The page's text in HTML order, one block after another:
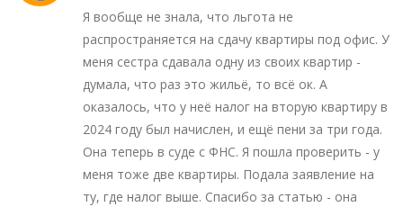
Я вообще не знала, что льгота не
распространяется на сдачу квартиры под офис. У
меня сестра сдавала одну из своих квартир -
думала, что раз это жильё, то всё ок. А
оказалось, что у неё налог на вторую квартиру в
2024 году был начислен, и ещё пени за три года.
Она теперь в суде с ФНС. Я пошла проверить - у
меня тоже две квартиры. Подала заявление на
ту, где налог выше. Спасибо за статью - она